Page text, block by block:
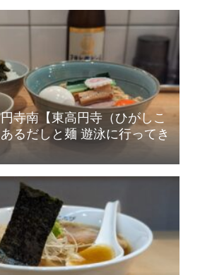
寺南【東高円寺（ひがしこ
るだしと麺 遊泳に行ってき